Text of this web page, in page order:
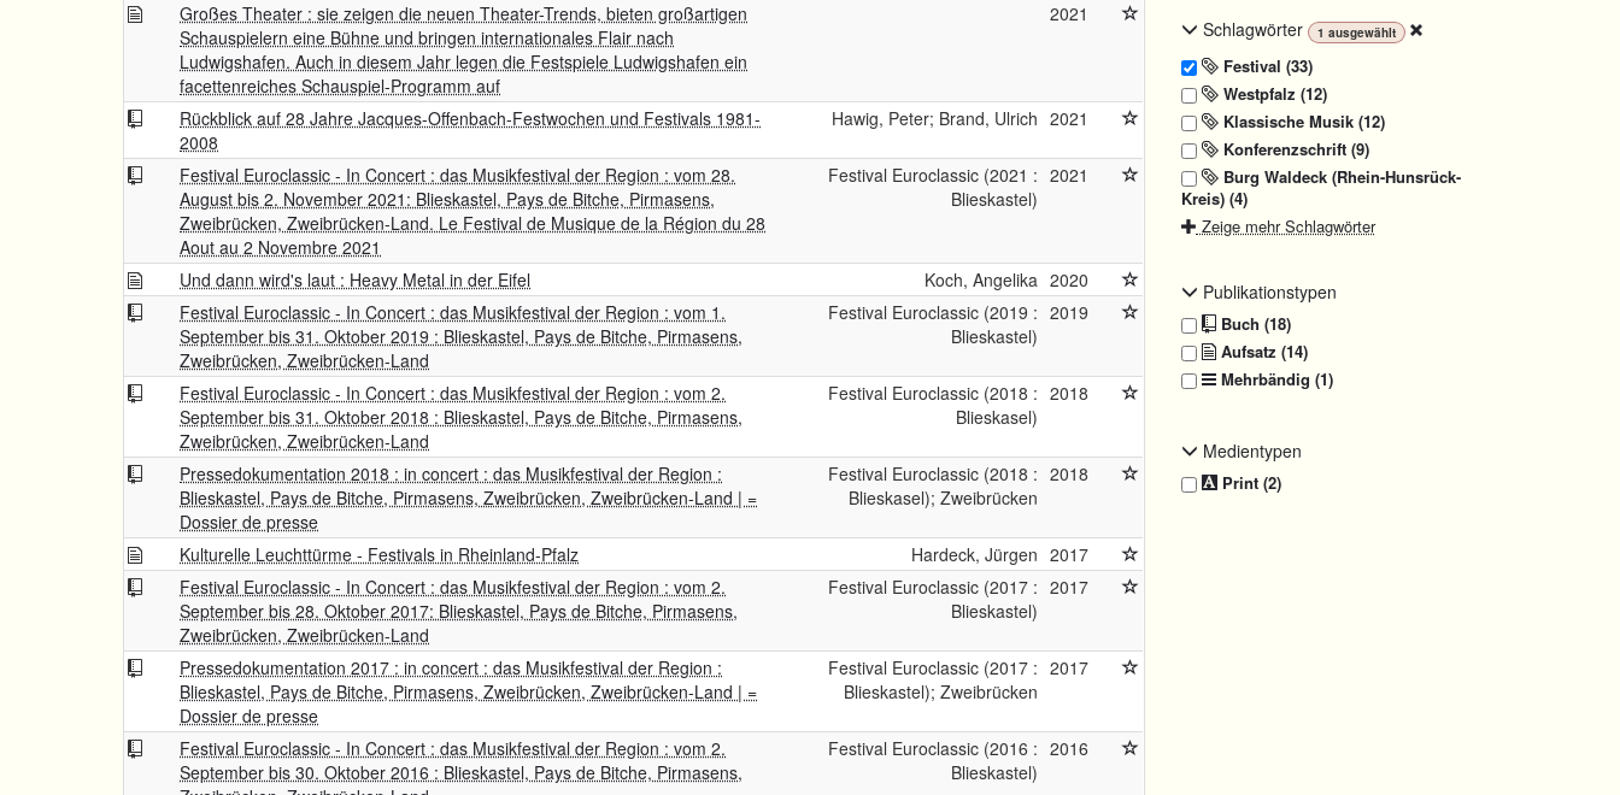
Großes Theater : sie zeigen die neuen Theater-Trends, bieten großartigen
Schauspielern eine Bühne und bringen internationales Flair nach
Ludwigshafen. Auch in diesem Jahr legen die Festspiele Ludwigshafen ein
facettenreiches Schauspiel-Programm auf
2021
Rückblick auf 28 Jahre Jacques-Offenbach-Festwochen und Festivals 1981-
2008
Hawig, Peter; Brand, Ulrich 2021
Festival Euroclassic - In Concert : das Musikfestival der Region : vom 28.
August bis 2. November 2021: Blieskastel, Pays de Bitche, Pirmasens,
Zweibrücken, Zweibrücken-Land. Le Festival de Musique de la Région du 28
Aout au 2 Novembre 2021
Festival Euroclassic (2021 :
Blieskastel)
2021
Und dann wird's laut : Heavy Metal in der Eifel Koch, Angelika 2020
Festival Euroclassic - In Concert : das Musikfestival der Region : vom 1.
September bis 31. Oktober 2019 : Blieskastel, Pays de Bitche, Pirmasens,
Zweibrücken, Zweibrücken-Land
Festival Euroclassic (2019 :
Blieskastel)
2019
Festival Euroclassic - In Concert : das Musikfestival der Region : vom 2.
September bis 31. Oktober 2018 : Blieskastel, Pays de Bitche, Pirmasens,
Zweibrücken, Zweibrücken-Land
Festival Euroclassic (2018 :
Blieskasel)
2018
Pressedokumentation 2018 : in concert : das Musikfestival der Region :
Blieskastel, Pays de Bitche, Pirmasens, Zweibrücken, Zweibrücken-Land | =
Dossier de presse
Festival Euroclassic (2018 :
Blieskasel); Zweibrücken
2018
Kulturelle Leuchttürme - Festivals in Rheinland-Pfalz Hardeck, Jürgen 2017
Festival Euroclassic - In Concert : das Musikfestival der Region : vom 2.
September bis 28. Oktober 2017: Blieskastel, Pays de Bitche, Pirmasens,
Zweibrücken, Zweibrücken-Land
Festival Euroclassic (2017 :
Blieskastel)
2017
Pressedokumentation 2017 : in concert : das Musikfestival der Region :
Blieskastel, Pays de Bitche, Pirmasens, Zweibrücken, Zweibrücken-Land | =
Dossier de presse
Festival Euroclassic (2017 :
Blieskastel); Zweibrücken
2017
Festival Euroclassic - In Concert : das Musikfestival der Region : vom 2.
September bis 30. Oktober 2016 : Blieskastel, Pays de Bitche, Pirmasens,
Festival Euroclassic (2016 :
Blieskastel)
2016
Schlagwörter 1 ausgewählt
Festival (33)
Westpfalz (12)
Klassische Musik (12)
Konferenzschrift (9)
Burg Waldeck (Rhein-Hunsrück-
Kreis) (4)
Zeige mehr Schlagwörter
Publikationstypen
Buch (18)
Aufsatz (14)
Mehrbändig (1)
Medientypen
Print (2)